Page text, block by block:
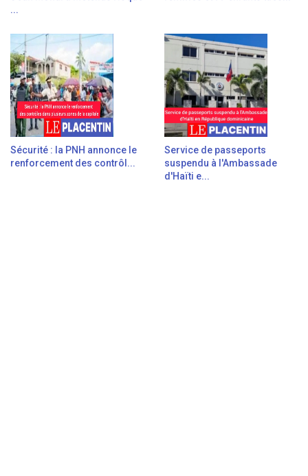
...
Sécurité : la PNH annonce le
renforcement des contrôl...
Service de passeports
suspendu à l'Ambassade
d'Haïti e...